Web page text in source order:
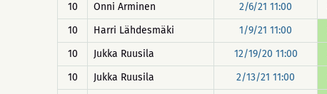
10
Onni Arminen 2/6/21 11:00
10
Harri Lähdesmäki 1/9/21 11:00
10
Jukka Ruusila 12/19/20 11:00
10
Jukka Ruusila 2/13/21 11:00